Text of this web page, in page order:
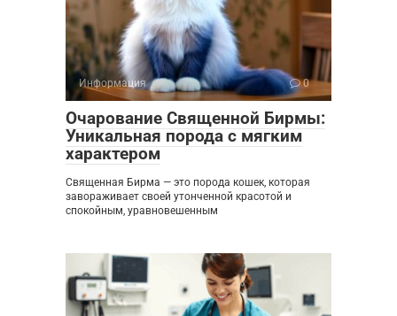
Информация 0
Очарование Священной Бирмы:
Уникальная порода с мягким
характером
Священная Бирма — это порода кошек, которая
завораживает своей утонченной красотой и
спокойным, уравновешенным